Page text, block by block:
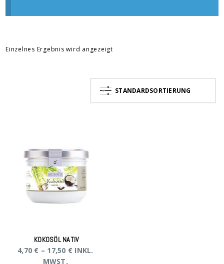
Einzelnes Ergebnis wird angezeigt
STANDARDSORTIERUNG
KOKOSÖL NATIV
4,70 € – 17,50 € INKL.
MWST.